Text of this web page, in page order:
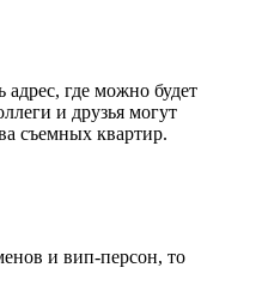
где можно будет
и друзья могут
съемных квартир.
и вип-персон, то